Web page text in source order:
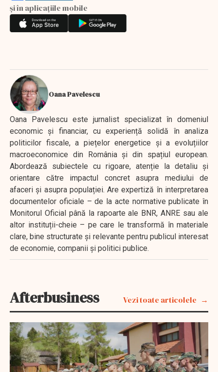
și în aplicațiile mobile
Oana Pavelescu
Oana Pavelescu este jurnalist specializat în domeniul
economic și financiar, cu experiență solidă în analiza
politicilor fiscale, a piețelor energetice și a evoluțiilor
macroeconomice din România și din spațiul european.
Abordează subiectele cu rigoare, atenție la detaliu și
orientare către impactul concret asupra mediului de
afaceri și asupra populației. Are expertiză în interpretarea
documentelor oficiale – de la acte normative publicate în
Monitorul Oficial până la rapoarte ale BNR, ANRE sau ale
altor instituții-cheie – pe care le transformă în materiale
clare, bine structurate și relevante pentru publicul interesat
de economie, companii și politici publice.
Afterbusiness Vezi toate articolele